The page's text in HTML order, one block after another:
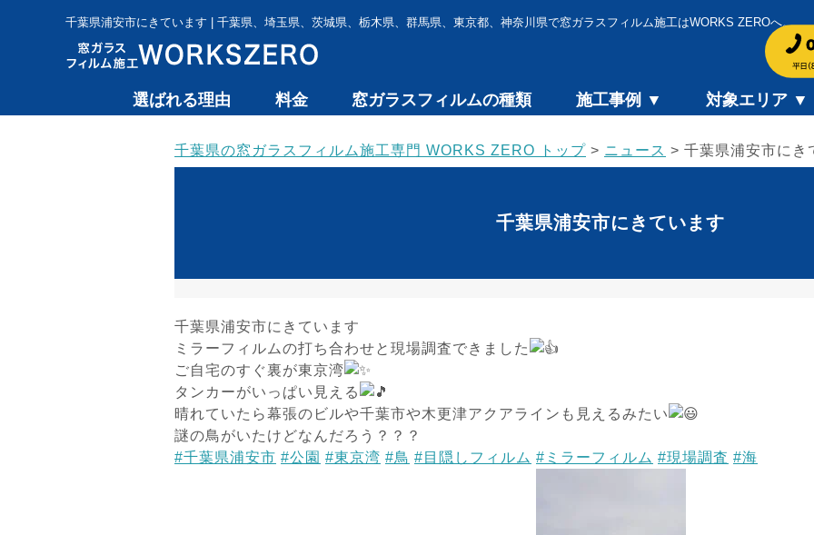
千葉県浦安市にきています | 千葉県、埼玉県、茨城県、栃木県、群馬県、東京都、神奈川県で窓ガラスフィルム施工はWORKS ZEROへ。
選ばれる理由 料金 窓ガラスフィルムの種類 施工事例 ▼ 対象エリア ▼
千葉県の窓ガラスフィルム施工専門 WORKS ZERO トップ > ニュース > 千葉県浦安市にき
千葉県浦安市にきています
千葉県浦安市にきています
ミラーフィルムの打ち合わせと現場調査できました
ご自宅のすぐ裏が東京湾
タンカーがいっぱい見える
晴れていたら幕張のビルや千葉市や木更津アクアラインも見えるみたい
謎の鳥がいたけどなんだろう？？？
#千葉県浦安市 #公園 #東京湾 #鳥 #目隠しフィルム #ミラーフィルム #現場調査 #海